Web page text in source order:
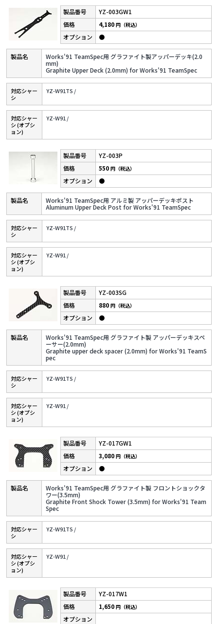
YZ-003GW1
Works'91 TeamSpec用 グラファイト製アッパーデッキ(2.0
mm)
Graphite Upper Deck (2.0mm) for Works'91 TeamSpec
4,180円（税込）
●
対応シャー
シ
YZ-W91TS /
対応シャー
シ (オプシ
ョン)
YZ-W91 /
YZ-003P
Works'91 TeamSpec用 アルミ製 アッパーデッキポスト
Aluminum Upper Deck Post for Works'91 TeamSpec
550円（税込）
●
対応シャー
シ
YZ-W91TS /
対応シャー
シ (オプシ
ョン)
YZ-W91 /
YZ-003SG
Works'91 TeamSpec用 グラファイト製 アッパーデッキスペ
ーサー(2.0mm)
Graphite upper deck spacer (2.0mm) for Works'91 TeamS
pec
880円（税込）
●
対応シャー
シ
YZ-W91TS /
対応シャー
シ (オプシ
ョン)
YZ-W91 /
YZ-017GW1
Works'91 TeamSpec用 グラファイト製 フロントショックタ
ワー(3.5mm)
Graphite Front Shock Tower (3.5mm) for Works'91 Team
Spec
3,080円（税込）
●
対応シャー
シ
YZ-W91TS /
対応シャー
シ (オプシ
ョン)
YZ-W91 /
YZ-017W1
1,650円（税込）